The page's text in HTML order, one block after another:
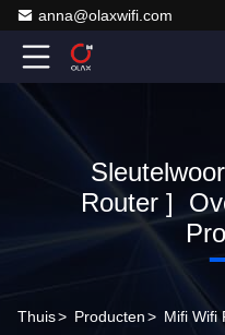
anna@olaxwifi.com
Router ]
Thuis> Producten> Mifi Wifi